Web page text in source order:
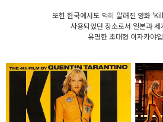
또한 한국에서도 익히 알려진 영화
사용되었던 장소로서 일본과 세
유명한 초대형 이자카야